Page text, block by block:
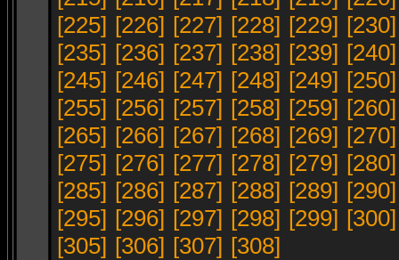
[225] [226] [227] [228] [229] [230]
[235] [236] [237] [238] [239] [240]
[245] [246] [247] [248] [249] [250]
[255] [256] [257] [258] [259] [260]
[265] [266] [267] [268] [269] [270]
[275] [276] [277] [278] [279] [280]
[285] [286] [287] [288] [289] [290]
[295] [296] [297] [298] [299] [300]
[305] [306] [307] [308]